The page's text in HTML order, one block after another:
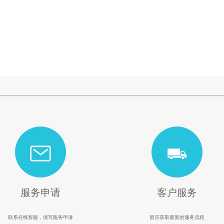
服务申请
联系在线客服，填写服务申请
客户服务
留言获取最新的服务流程